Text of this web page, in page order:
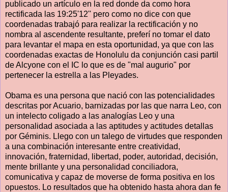
publicado un artículo en la red donde da como hora
rectificada las 19:25'12'' pero como no dice con que
coordenadas trabajó para realizar la rectificación y no
nombra al ascendente resultante, preferí no tomar el dato
para levantar el mapa en esta oportunidad, ya que con las
coordenadas exactas de Honolulu da conjunción casi partil
de Alcyone con el IC lo que es de "mal augurio" por
pertenecer la estrella a las Pleyades.
Obama es una persona que nació con las potencialidades
descritas por Acuario, barnizadas por las que narra Leo, con
un intelecto coligado a las analogías Leo y una
personalidad asociada a las aptitudes y actitudes detallas
por Géminis. Llego con un talego de virtudes que responden
a una combinación interesante entre creatividad,
innovación, fraternidad, libertad, poder, autoridad, decisión,
mente brillante y una personalidad conciliadora,
comunicativa y capaz de moverse de forma positiva en los
opuestos. Lo resultados que ha obtenido hasta ahora dan fe